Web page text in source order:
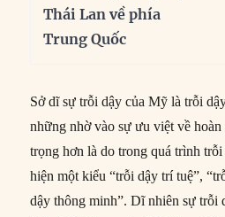
Thái Lan về phía
Trung Quốc
Sở dĩ sự trỗi dậy của Mỹ là trỗi
những nhờ vào sự ưu việt về
trọng hơn là do trong quá trình
hiện một kiểu “trỗi dậy trí tuệ”,
dậy thông minh”. Dĩ nhiên sự trỗi